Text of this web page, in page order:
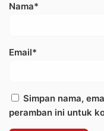
Nama*
Email*
Simpan nama,
peramban ini untuk